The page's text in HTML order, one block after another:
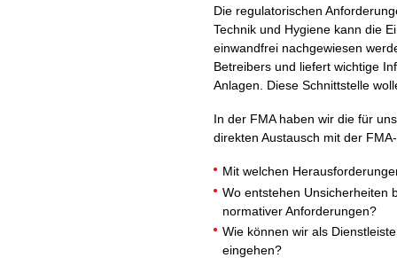
Die regulatorischen
Technik und Hygiene kann die
einwandfrei nachgewiesen
Betreibers und liefert wichtige
Anlagen. Diese Schnittstelle
In der FMA haben wir die für
direkten Austausch mit der
Mit welchen
Wo entstehen Unsicherheiten
normativer Anforderungen?
Wie können wir als
eingehen?